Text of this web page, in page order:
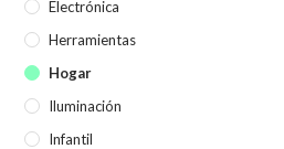
Electrónica
Herramientas
Hogar
Iluminación
Infantil